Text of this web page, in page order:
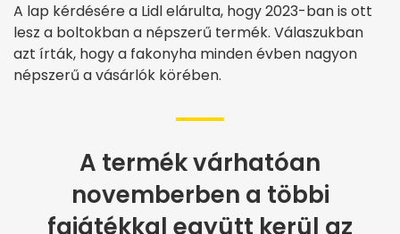
A lap kérdésére a Lidl elárulta, hogy 2023-ban is ott
lesz a boltokban a népszerű termék. Válaszukban
azt írták, hogy a fakonyha minden évben nagyon
népszerű a vásárlók körében.
A termék várhatóan
novemberben a többi
fajátékkal együtt kerül az